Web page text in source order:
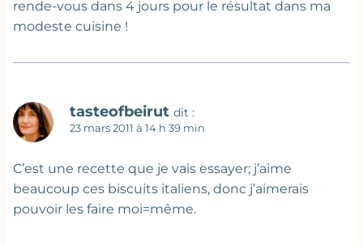
rende-vous dans 4 jours pour le résultat dans ma
modeste cuisine !
tasteofbeirut dit :
23 mars 2011 à 14 h 39 min
C’est une recette que je vais essayer; j’aime
beaucoup ces biscuits italiens, donc j’aimerais
pouvoir les faire moi=même.